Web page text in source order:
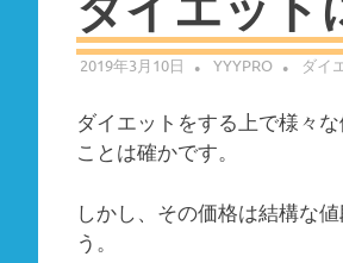
2019年3月10日 YYYPRO ダイ
ダイエットをする上で様々
ことは確かです。
しかし、その価格は結構な
う。